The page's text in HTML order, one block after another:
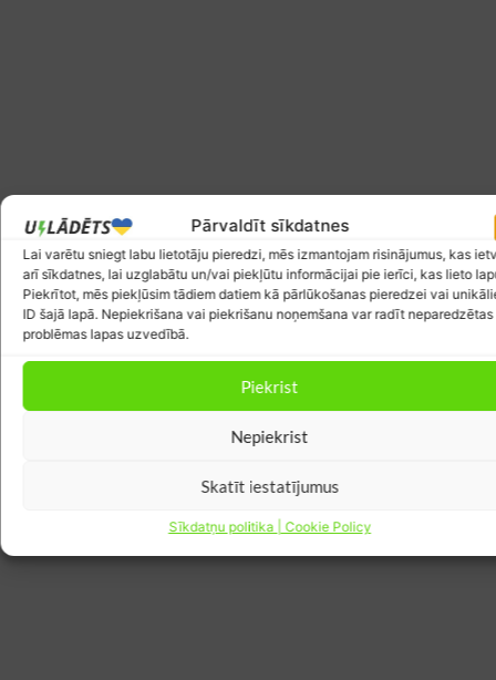
Pārvaldīt sīkdatnes
Lai varētu sniegt labu lietotāju pieredzi, mēs izmantojam risinājumus, kas
arī sīkdatnes, lai uzglabātu un/vai piekļūtu informācijai pie ierīci, kas lieto
Piekrītot, mēs piekļūsim tādiem datiem kā pārlūkošanas pieredzei vai
ID šajā lapā. Nepiekrišana vai piekrišanu noņemšana var radīt neparedzētas
problēmas lapas uzvedībā.
Piekrist
Nepiekrist
Skatīt iestatījumus
Sīkdatņu politika | Cookie Policy
5
Raksta novērtējums